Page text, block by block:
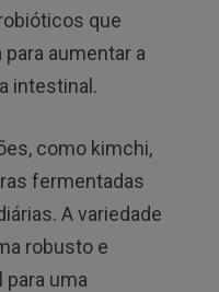
que
aumentar a
intestinal.
como kimchi,
fermentadas
A variedade
robusto e
para uma